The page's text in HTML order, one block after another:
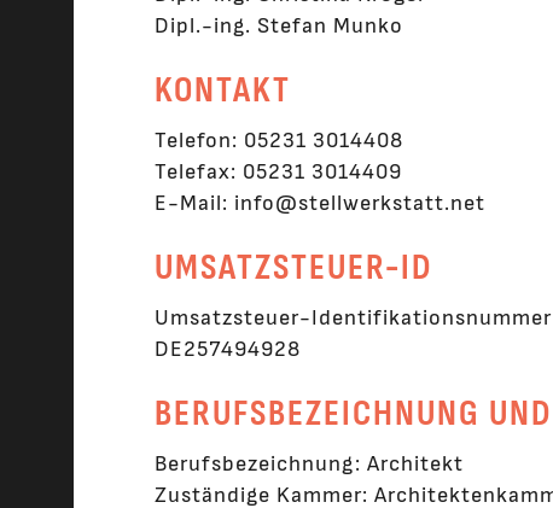
Dipl.-ing. Stefan Munko
KONTAKT
Telefon: 05231 3014408
Telefax: 05231 3014409
E-Mail: info@stellwerkstatt.net
UMSATZSTEUER-ID
Umsatzsteuer-Identifikationsnummer
DE257494928
BERUFSBEZEICHNUNG
Berufsbezeichnung: Architekt
Zuständige Kammer: